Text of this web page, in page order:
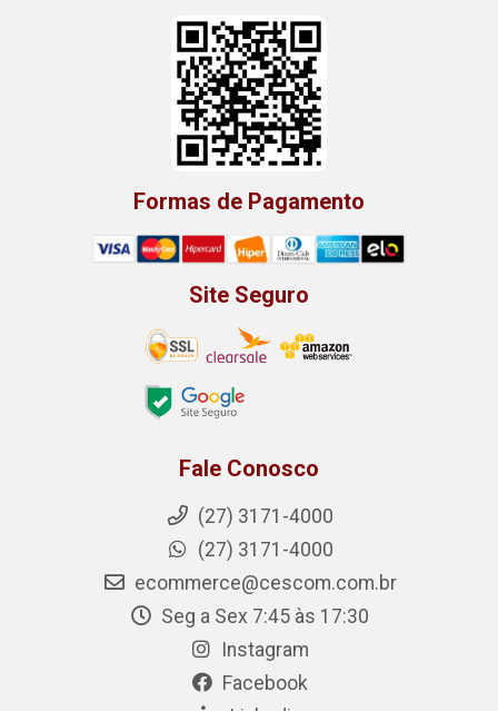
Formas de Pagamento
Site Seguro
Fale Conosco
(27) 3171-4000
(27) 3171-4000
ecommerce@cescom.com.br
Seg a Sex 7:45 às 17:30
Instagram
Facebook